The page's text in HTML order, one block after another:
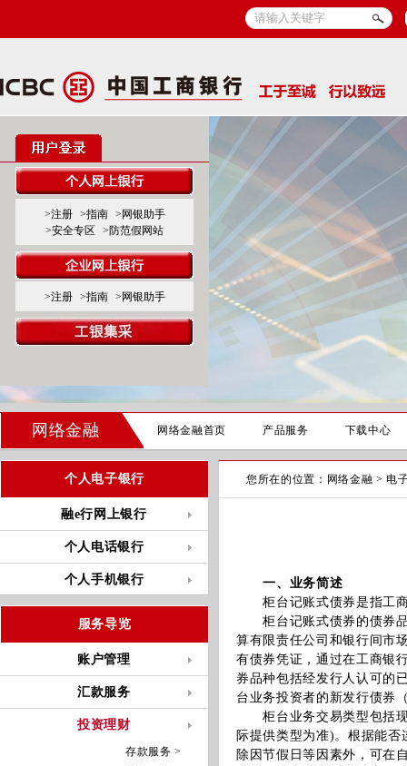
>注册 >指南
>网银助手
>安全专区
>防范假网站
>注册 >指南 >网银助手
网络金融 网络金融首页 产品服务 下载中心
个人电子银行
融e行网上银行
个人电话银行
个人手机银行
服务导览
账户管理
汇款服务
投资理财
存款服务 >
您所在的位置： 网络金融 >电
一、业务简述
柜台记账式债券是指工商
柜台记账式债券的债券品
算有限责任公司和银行间市
有债券凭证，通过在工商银
券品种包括经发行人认可的
台业务投资者的新发行债券
柜台业务交易类型包括现
际提供类型为准)。根据能
除因节假日等因素外，可在